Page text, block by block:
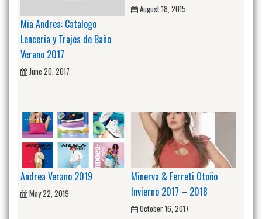
Mia Andrea: Catalogo
Lenceria y Trajes de Baño
Verano 2017
June 20, 2017
August 18, 2015
Andrea Verano 2019
May 22, 2019
Minerva & Ferreti Otoño
Invierno 2017 – 2018
October 16, 2017